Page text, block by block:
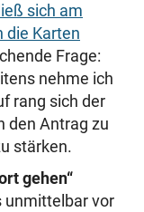
ließ sich am
die Karten
Frage:
nehme ich
rang sich der
den Antrag zu
stärken.
gehen“
unmittelbar vor